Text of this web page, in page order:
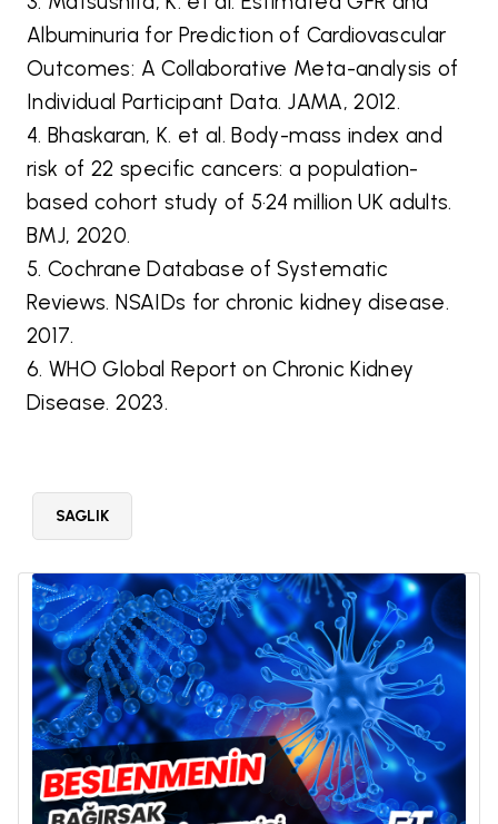
Albuminuria for Prediction of Cardiovascular
Outcomes: A Collaborative Meta-analysis of
Individual Participant Data. JAMA, 2012.
4. Bhaskaran, K. et al. Body-mass index and
risk of 22 specific cancers: a population-
based cohort study of 5·24 million UK adults.
BMJ, 2020.
5. Cochrane Database of Systematic
Reviews. NSAIDs for chronic kidney disease.
2017.
6. WHO Global Report on Chronic Kidney
Disease. 2023.
SAGLIK